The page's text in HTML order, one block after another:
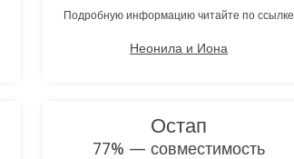
Подробную информацию читайте по ссылке
Неонила и Иона
Остап
77% — совместимость